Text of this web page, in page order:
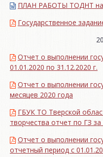
ПЛАН РАБОТЫ ТОДНТ на
Государственное
Отчет о выполнении
01.01.2020 по 31.12.2020 г.
Отчет о выполнении
месяцев 2020 года
ГБУК ТО Тверской
творчества отчет по ГЗ
Отчет о выполнении
отчетный период с